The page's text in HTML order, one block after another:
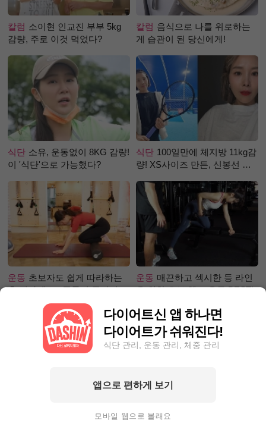
칼럼 소이현 인교진 부부 5kg
감량, 주로 이것 먹었다?
칼럼 음식으로 나를 위로하는
게 습관이 된 당신에게!
식단 소유, 운동없이 8KG 감량!
이 '식단'으로 가능했다?
식단 100일만에 체지방 11kg감
량! XS사이즈 만든, 신봉선 식
운동 초보자도 쉽게 따라하는
홈 필라테스 - 폼롤러 종아리 알
운동 매끈하고 섹시한 등 라인
을 위한 초보 헬스 운동 BEST!
4.4kg뺀 자기관리왕! 완벽한 눈
DOWN! 근육부족 몸매 ☞ 탄탄
다이어트신 앱 하나면
다이어트가 쉬워진다!
식단 관리, 운동 관리, 체중 관리
앱으로 편하게 보기
모바일 웹으로 볼래요